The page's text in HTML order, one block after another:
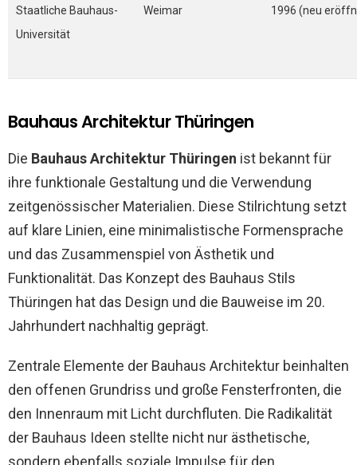
Staatliche Bauhaus-
Universität
Weimar 1996 (neu
Bauhaus Architektur Thüringen
Die Bauhaus Architektur Thüringen ist bekannt für
ihre funktionale Gestaltung und die Verwendung
zeitgenössischer Materialien. Diese Stilrichtung setzt
auf klare Linien, eine minimalistische Formensprache
und das Zusammenspiel von Ästhetik und
Funktionalität. Das Konzept des Bauhaus Stils
Thüringen hat das Design und die Bauweise im 20.
Jahrhundert nachhaltig geprägt.
Zentrale Elemente der Bauhaus Architektur beinhalten
den offenen Grundriss und große Fensterfronten, die
den Innenraum mit Licht durchfluten. Die Radikalität
der Bauhaus Ideen stellte nicht nur ästhetische,
sondern ebenfalls soziale Impulse für den